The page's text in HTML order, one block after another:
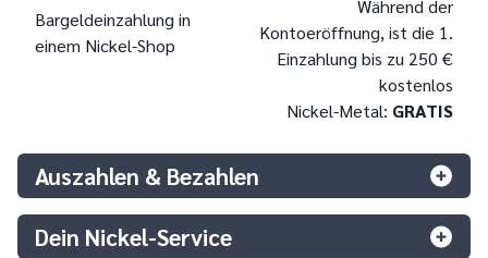
Bargeldeinzahlung in
einem Nickel-Shop
Während der
Kontoeröffnung, ist die 1.
Einzahlung bis zu 250 €
kostenlos
Nickel-Metal: GRATIS
Auszahlen & Bezahlen
Dein Nickel-Service